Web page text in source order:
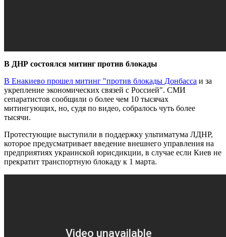
В ДНР состоялся митинг против блокады
В Енакиево прошел митинг "против блокады Донбасса и за
укрепление экономических связей с Россией". СМИ
сепаратистов сообщили о более чем 10 тысячах
митингующих, но, судя по видео, собралось чуть более
тысячи.
Протестующие выступили в поддержку ультиматума ЛДНР,
которое предусматривает введение внешнего управления на
предприятиях украинской юрисдикции, в случае если Киев не
прекратит транспортную блокаду к 1 марта.